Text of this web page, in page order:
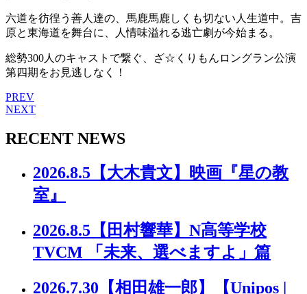
六道を彷徨う善人達の、馬鹿馬鹿しくも切ない人生道中。吉
原と東海道を舞台に、人情味溢れる逃亡劇が今始まる。
総勢300人のキャストで繋ぐ、ざ☆くりもんロングラン公演
第四期をお見逃しなく！
PREV
NEXT
RECENT NEWS
2026.8.5 【大木貴文】映画『星の教
室』
2026.8.5 【田村響華】N高等学校
TVCM 「未来、選べますよ」篇
2026.7.30 【相田雄一郎】【Unipos |